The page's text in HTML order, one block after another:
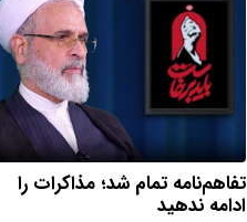
تفاهم‌نامه تمام شد؛ مذاکرات را
ادامه ندهید